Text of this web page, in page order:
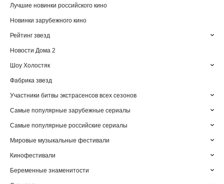
Лучшие новинки российского кино
Новинки зарубежного кино
Рейтинг звезд
Новости Дома 2
Шоу Холостяк
Фабрика звезд
Участники битвы экстрасенсов всех сезонов
Самые популярные зарубежные сериалы
Самые популярные российские сериалы
Мировые музыкальные фестивали
Кинофестивали
Беременные знаменитости